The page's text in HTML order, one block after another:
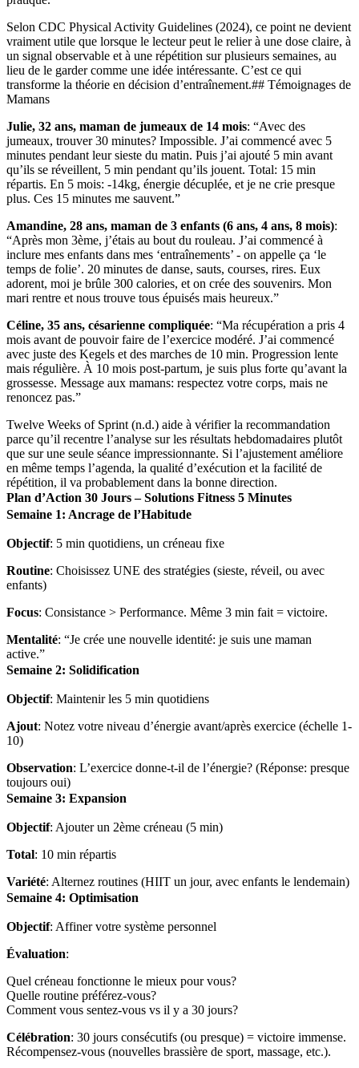
Selon CDC Physical Activity Guidelines (2024), ce point ne devient
vraiment utile que lorsque le lecteur peut le relier à une dose claire, à
un signal observable et à une répétition sur plusieurs semaines, au
lieu de le garder comme une idée intéressante. C’est ce qui
transforme la théorie en décision d’entraînement.## Témoignages de
Mamans
Julie, 32 ans, maman de jumeaux de 14 mois: “Avec des
jumeaux, trouver 30 minutes? Impossible. J’ai commencé avec 5
minutes pendant leur sieste du matin. Puis j’ai ajouté 5 min avant
qu’ils se réveillent, 5 min pendant qu’ils jouent. Total: 15 min
répartis. En 5 mois: -14kg, énergie décuplée, et je ne crie presque
plus. Ces 15 minutes me sauvent.”
Amandine, 28 ans, maman de 3 enfants (6 ans, 4 ans, 8 mois):
“Après mon 3ème, j’étais au bout du rouleau. J’ai commencé à
inclure mes enfants dans mes ‘entraînements’ - on appelle ça ‘le
temps de folie’. 20 minutes de danse, sauts, courses, rires. Eux
adorent, moi je brûle 300 calories, et on crée des souvenirs. Mon
mari rentre et nous trouve tous épuisés mais heureux.”
Céline, 35 ans, césarienne compliquée: “Ma récupération a pris 4
mois avant de pouvoir faire de l’exercice modéré. J’ai commencé
avec juste des Kegels et des marches de 10 min. Progression lente
mais régulière. À 10 mois post-partum, je suis plus forte qu’avant la
grossesse. Message aux mamans: respectez votre corps, mais ne
renoncez pas.”
Twelve Weeks of Sprint (n.d.) aide à vérifier la recommandation
parce qu’il recentre l’analyse sur les résultats hebdomadaires plutôt
que sur une seule séance impressionnante. Si l’ajustement améliore
en même temps l’agenda, la qualité d’exécution et la facilité de
répétition, il va probablement dans la bonne direction.
Plan d’Action 30 Jours – Solutions Fitness 5 Minutes
Semaine 1: Ancrage de l’Habitude
Objectif: 5 min quotidiens, un créneau fixe
Routine: Choisissez UNE des stratégies (sieste, réveil, ou avec
enfants)
Focus: Consistance > Performance. Même 3 min fait = victoire.
Mentalité: “Je crée une nouvelle identité: je suis une maman
active.”
Semaine 2: Solidification
Objectif: Maintenir les 5 min quotidiens
Ajout: Notez votre niveau d’énergie avant/après exercice (échelle 1-
10)
Observation: L’exercice donne-t-il de l’énergie? (Réponse: presque
toujours oui)
Semaine 3: Expansion
Objectif: Ajouter un 2ème créneau (5 min)
Total: 10 min répartis
Variété: Alternez routines (HIIT un jour, avec enfants le lendemain)
Semaine 4: Optimisation
Objectif: Affiner votre système personnel
Évaluation:
Quel créneau fonctionne le mieux pour vous?
Quelle routine préférez-vous?
Comment vous sentez-vous vs il y a 30 jours?
Célébration: 30 jours consécutifs (ou presque) = victoire immense.
Récompensez-vous (nouvelles brassière de sport, massage, etc.).